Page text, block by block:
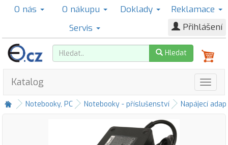
O nás O nákupu Doklady
Reklamace
Servis
Přihlášení
Hledat
Katalog
Notebooky, PC Notebooky - příslušenství Napájecí